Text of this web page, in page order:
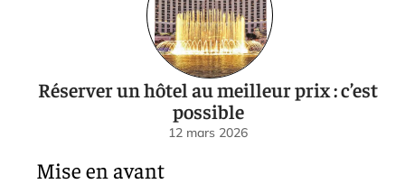
Réserver un hôtel au meilleur prix : c’est
possible
12 mars 2026
Mise en avant